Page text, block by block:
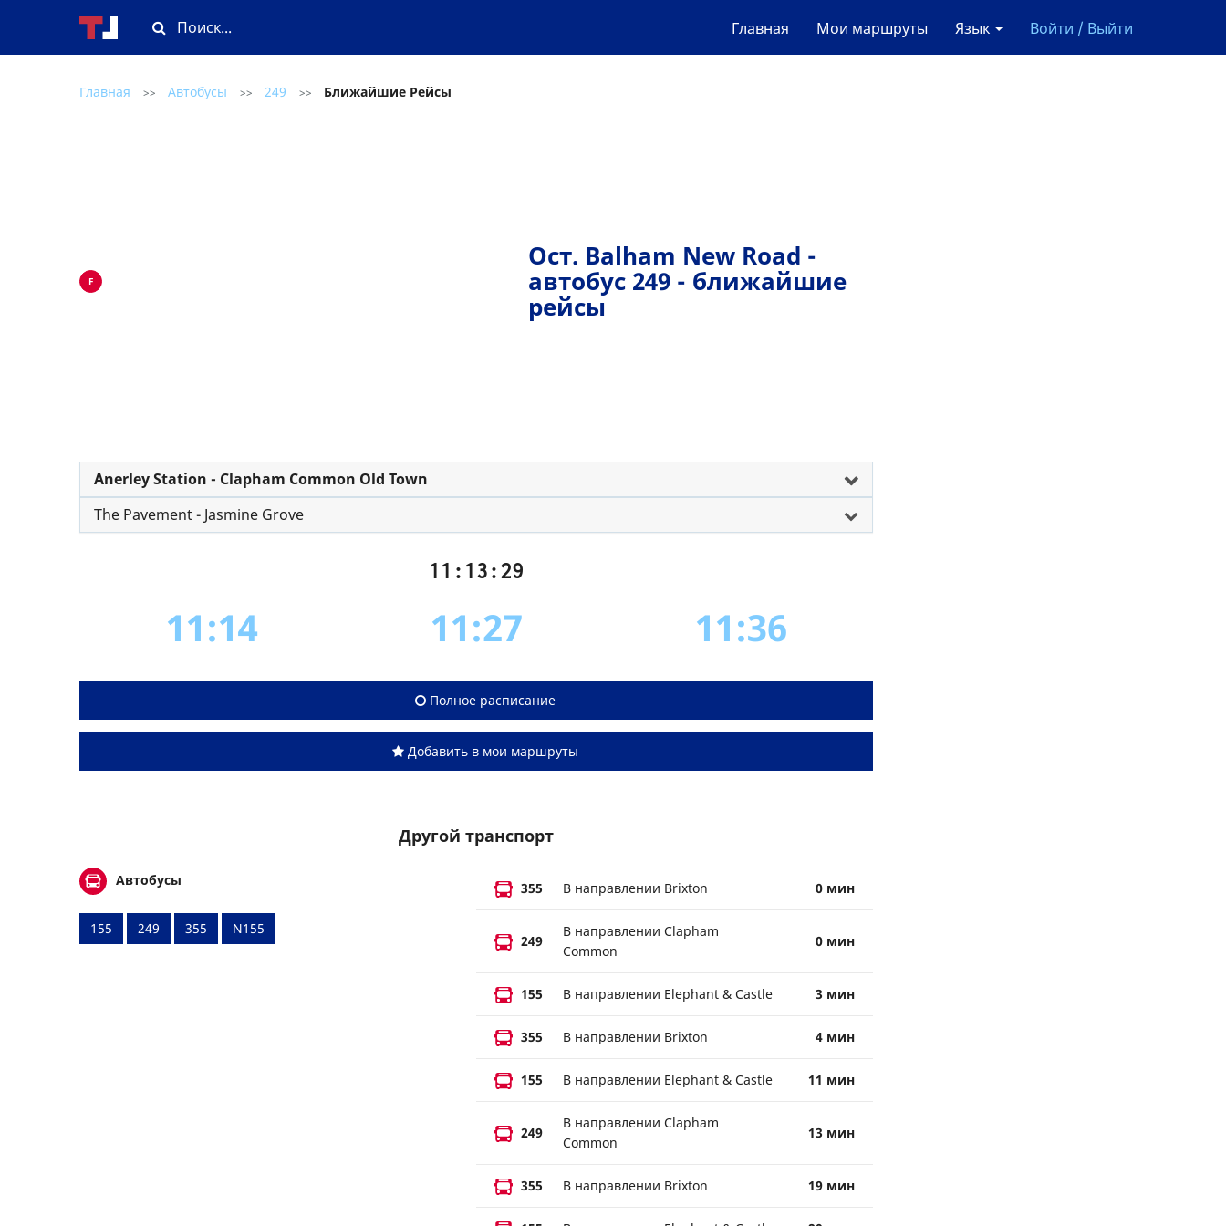
Главная Мои маршруты Язык Войти / Выйти
Главная >> Автобусы >> 249 >> Ближайшие Рейсы
F
Ост. Balham New Road -
автобус 249 - ближайшие
рейсы
Anerley Station - Clapham Common Old Town
The Pavement - Jasmine Grove
11:13:29
11:14 11:27 11:36
Полное расписание
Добавить в мои маршруты
Другой транспорт
Автобусы
155 249 355 N155
355 В направлении Brixton 0 мин
249
В направлении Clapham
Common
0 мин
155 В направлении Elephant & Castle 3 мин
355 В направлении Brixton 4 мин
155 В направлении Elephant & Castle 11 мин
249
В направлении Clapham
Common
13 мин
355 В направлении Brixton 19 мин